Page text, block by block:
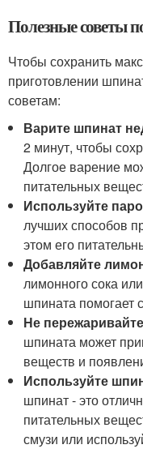
Полезные советы
Чтобы сохранить
приготовлении
советам:
Варите шпинат
2 минут, чтобы
Долгое варение
питательных
Используйте
лучших способов
этом его
Добавляйте
лимонного сока
шпината помогает
Не
шпината может
веществ и
Используйте
шпинат - это
питательных
смузи или